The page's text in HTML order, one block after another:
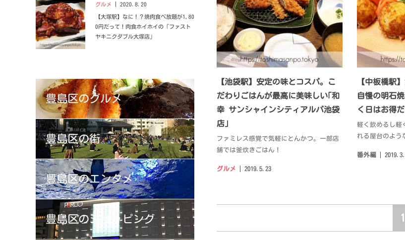
【池袋駅】安定の味とコスパ。こ
だわりごはんが最高に美味しい｢和
幸 サンシャインシティアルパ池袋
店｣
ファミレス感覚で気軽にとんかつ。一部店
舗では釜炊きごはん！
グルメ 2019.5.23
【中板橋駅
自慢の明石
く日はお得
軽く飲めるし軽
れる屋台のよう
番外編
1
グルメ 2020.8.20
【大塚駅】なに！？焼肉食べ放題が1,80
0円だって！肉食ホイホイの「ファスト
ヤキニクダブル大塚店」
豊島区のグルメ
豊島区の街
豊島区のエンタメ
豊島区のショッピング